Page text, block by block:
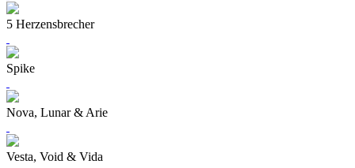
5 Herzensbrecher
Spike
Nova, Lunar & Arie
Vesta, Void & Vida